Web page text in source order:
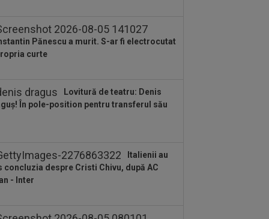
Jovo Lukic e în fața transferului
EXCLUSIV
Ilie Dumitrescu l-a
”la zid” pe Becali, după decizia de la
Surpriza serii în Europa: rezultat
pentru oaspeți în turul trei...
Pănescu a murit. S-ar fi electrocutat
curte
Lovitură de teatru: Denis
În pole-position pentru transferul său
Italienii au
concluzia despre Cristi Chivu, după AC
- Inter